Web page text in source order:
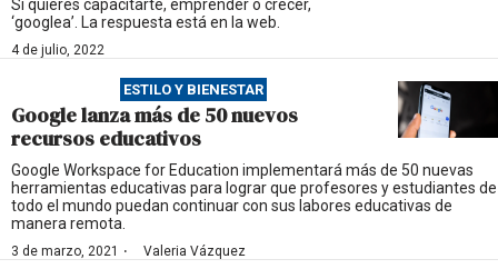
Si quieres capacitarte, emprender o crecer,
‘googlea’. La respuesta está en la web.
4 de julio, 2022
ESTILO Y BIENESTAR
Google lanza más de 50 nuevos
recursos educativos
Google Workspace for Education implementará más de 50 nuevas
herramientas educativas para lograr que profesores y estudiantes de
todo el mundo puedan continuar con sus labores educativas de
manera remota.
3 de marzo, 2021 · Valeria Vázquez